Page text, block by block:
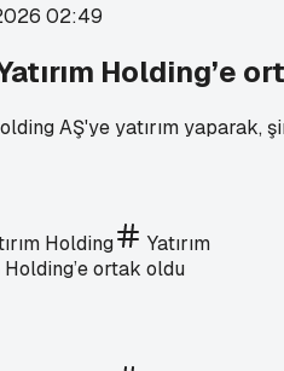
02:49
Holding’e
AŞ'ye yatırım yaparak,
Holding Yatırım